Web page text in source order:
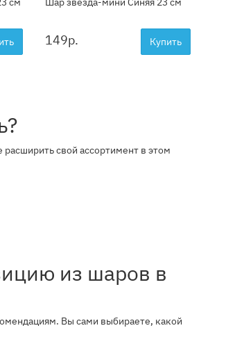
149р. Купить
свой ассортимент в этом
из шаров в
Вы сами выбираете, какой